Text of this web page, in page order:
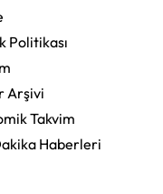
Politikası
Arşivi
Takvim
Haberleri